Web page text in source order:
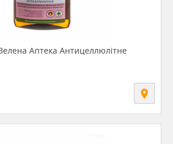
Аптека Антицеллюлітне